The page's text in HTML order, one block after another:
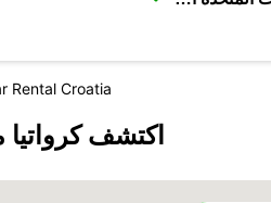
Rental Croatia
اكتشف كرواتيا